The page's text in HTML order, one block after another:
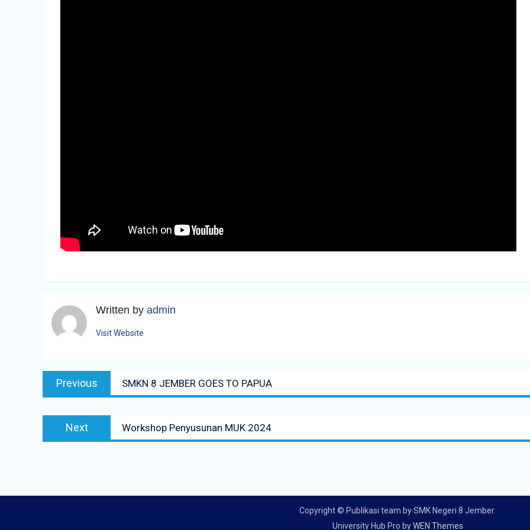
Written by admin
Visit Website
Navigasi
posPrevious
post:
SMKN 8 JEMBER GOES TO PAPUA
Next
post:
Workshop Penyusunan MUK 2024
Copyright © Publikasi team by SMK Negeri 8 Jember.
University Hub Pro byWEN Themes